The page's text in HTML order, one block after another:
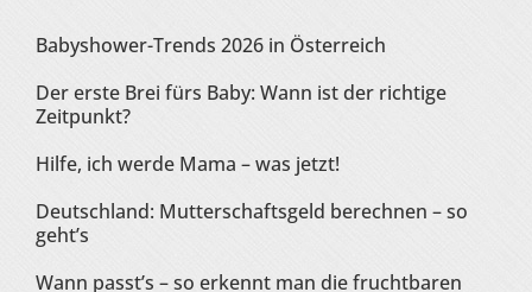
Babyshower-Trends 2026 in Österreich
Der erste Brei fürs Baby: Wann ist der richtige
Zeitpunkt?
Hilfe, ich werde Mama – was jetzt!
Deutschland: Mutterschaftsgeld berechnen – so
geht’s
Wann passt’s – so erkennt man die fruchtbaren